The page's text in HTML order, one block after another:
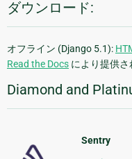
ダウンロード:
オフライン (Django 5.1):
Read the Docs により提供さ
Diamond and
Sentry